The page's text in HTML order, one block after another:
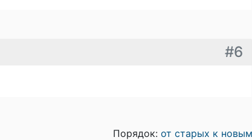
#6
Порядок: от старых к новым